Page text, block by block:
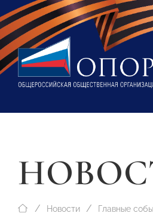
Новости Главные